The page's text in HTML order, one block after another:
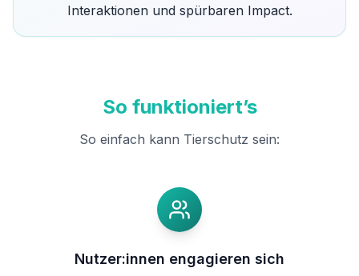
Interaktionen und spürbaren Impact.
So funktioniert’s
So einfach kann Tierschutz sein:
Nutzer:innen engagieren sich